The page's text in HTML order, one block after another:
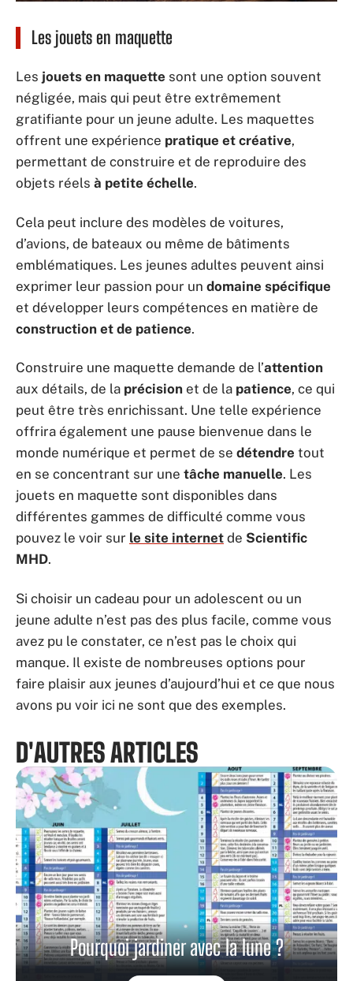
Les jouets en maquette
Les jouets en maquette sont une option souvent
négligée, mais qui peut être extrêmement
gratifiante pour un jeune adulte. Les maquettes
offrent une expérience pratique et créative,
permettant de construire et de reproduire des
objets réels à petite échelle.
Cela peut inclure des modèles de voitures,
d’avions, de bateaux ou même de bâtiments
emblématiques. Les jeunes adultes peuvent ainsi
exprimer leur passion pour un domaine spécifique
et développer leurs compétences en matière de
construction et de patience.
Construire une maquette demande de l’attention
aux détails, de la précision et de la patience, ce qui
peut être très enrichissant. Une telle expérience
offrira également une pause bienvenue dans le
monde numérique et permet de se détendre tout
en se concentrant sur une tâche manuelle. Les
jouets en maquette sont disponibles dans
différentes gammes de difficulté comme vous
pouvez le voir sur le site internet de Scientific
MHD.
Si choisir un cadeau pour un adolescent ou un
jeune adulte n’est pas des plus facile, comme vous
avez pu le constater, ce n’est pas le choix qui
manque. Il existe de nombreuses options pour
faire plaisir aux jeunes d’aujourd’hui et ce que nous
avons pu voir ici ne sont que des exemples.
D'AUTRES ARTICLES
Pourquoi jardiner avec la lune ?